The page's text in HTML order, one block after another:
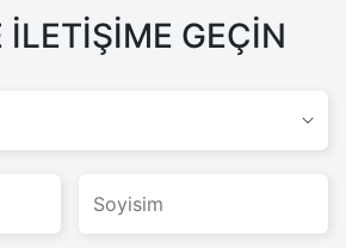
İLETİŞİME GEÇİN